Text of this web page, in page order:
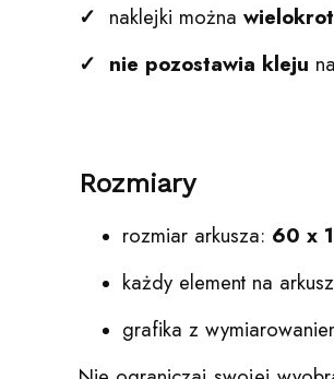
✓ naklejki można
✓ nie pozostawia kleju
Rozmiary
rozmiar arkusza: 60 x
każdy element na
grafika z